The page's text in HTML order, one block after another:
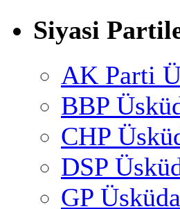
Siyasi
AK Parti
BBP
CHP
DSP
GP